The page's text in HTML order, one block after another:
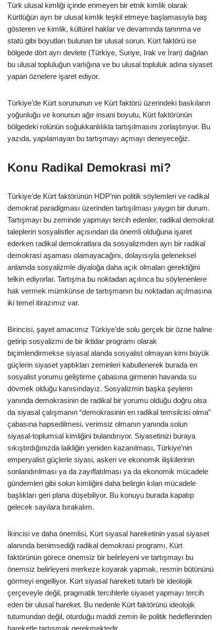
Türk ulusal kimliği içinde erimeyen bir etnik kimlik olarak
Kürtlüğün ayrı bir ulusal kimlik teşkil etmeye başlamasıyla baş
gösteren ve kimlik, kültürel haklar ve devamında tanınma ve
statü gibi boyutları bulunan bir ulusal sorun. Kürt faktörü ise
bölgede dört ayrı devlete (Türkiye, Suriye, Irak ve İran) dağılan
bu ulusal topluluğun varlığına ve bu ulusal topluluk adına siyaset
yapan öznelere işaret ediyor.
Türkiye’de Kürt sorununun ve Kürt faktörü üzerindeki baskıların
yoğunluğu ve konunun ağır insani boyutu, Kürt faktörünün
bölgedeki rolünün soğukkanlılıkla tartışılmasını zorlaştırıyor. Bu
yazıda, yapılamayan bu tartışmayı açmayı deneyeceğiz.
Konu Radikal Demokrasi mi?
Türkiye’de Kürt faktörünün HDP’nin politik söylemleri ve radikal
demokrat paradigması üzerinden tartışılması yaygın bir durum.
Tartışmayı bu zeminde yapmayı tercih edenler, radikal demokrat
taleplerin sosyalistler açısından da önemli olduğuna işaret
ederken radikal demokratlara da sosyalizmden ayrı bir radikal
demokrasi aşaması olamayacağını, dolayısıyla geleneksel
anlamda sosyalizmle diyaloğa daha açık olmaları gerektiğini
telkin ediyorlar. Tartışma bu noktadan açılınca bu söylenenlere
hak vermek mümkünse de tartışmanın bu noktadan açılmasına
iki temel itirazımız var.
Birincisi, şayet amacımız Türkiye’de solu gerçek bir özne haline
getirip sosyalizmi de bir iktidar programı olarak
biçimlendirmekse siyasal alanda sosyalist olmayan kimi büyük
güçlerin siyaset yaptıkları zeminleri kabullenerek burada en
sosyalist yorumu geliştirme çabasına girmenin havanda su
dövmek olduğu kanısındayız. Sosyalizmin başka şeylerin
yanında demokrasinin de radikal bir yorumu olduğu doğru olsa
da siyasal çalışmanın “demokrasinin en radikal temsilcisi olma”
çabasına hapsedilmesi, verimsiz olmanın yanında solun
siyasal-toplumsal kimliğini bulandırıyor. Siyasetinizi buraya
sıkıştırdığınızda laikliğin yeniden kazanılması, Türkiye’nin
emperyalist güçlerle siyasi, askeri ve ekonomik ilişkilerinin
sonlandırılması ya da zayıflatılması ya da ekonomik mücadele
gündemleri gibi solun kimliğini daha belirgin kılan mücadele
başlıkları geri plana düşebiliyor. Bu konuyu burada kapatıp
gelecek sayılara bırakalım.
İkincisi ve daha önemlisi, Kürt siyasal hareketinin yasal siyaset
alanında benimsediği radikal demokrasi programı, Kürt
faktörünün görece önemsiz bir belirleyeni ve tartışmayı bu
önemsiz belirleyeni merkeze koyarak yapmak, resmin bütününü
görmeyi engelliyor. Kürt siyasal hareketi tutarlı bir ideolojik
çerçeveyle değil, pragmatik tercihlerle siyaset yapmayı tercih
eden bir ulusal hareket. Bu nedenle Kürt faktörünü ideolojik
tutumundan değil, oturduğu maddi zemin ile politik hedeflerinden
hareketle tartışmak gerekmektedir.